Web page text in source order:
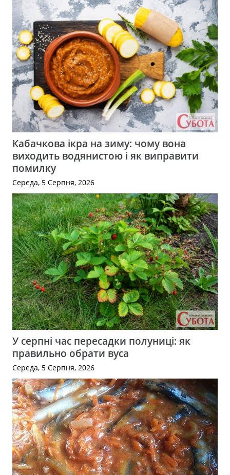
Кабачкова ікра на зиму: чому вона
виходить водянистою і як виправити
помилку
Середа, 5 Серпня, 2026
У серпні час пересадки полуниці: як
правильно обрати вуса
Середа, 5 Серпня, 2026